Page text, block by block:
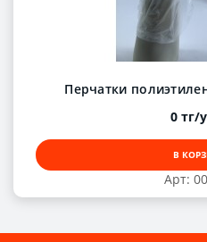
Арт:
Перчатки
0 тг/
В